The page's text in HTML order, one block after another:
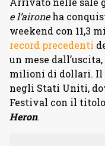
e l’aironeha
weekend con 11,3
record precedenti
un mese
milioni di dollari. Il
negli Stati Uniti,
Festival con il
Heron.